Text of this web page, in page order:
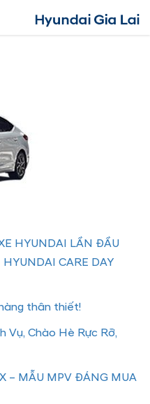
HYUNDAI LẦN ĐẦU
CARE DAY
thân thiết!
Vụ, Chào Hè Rực Rỡ,
– MẪU MPV ĐÁNG MUA